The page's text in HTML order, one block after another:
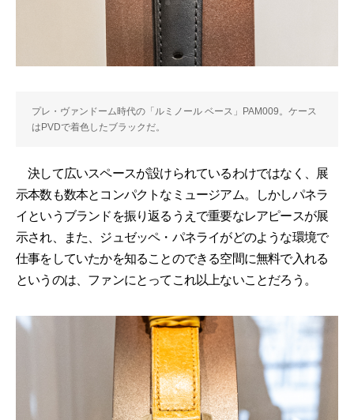
プレ・ヴァンドーム時代の「ルミノール ベース」PAM009。ケース
はPVDで着色したブラックだ。
決して広いスペースが設けられているわけではなく、展
示本数も数本とコンパクトなミュージアム。しかしパネラ
イというブランドを振り返るうえで重要なレアピースが展
示され、また、ジュゼッペ・パネライがどのような環境で
仕事をしていたかを知ることのできる空間に無料で入れる
というのは、ファンにとってこれ以上ないことだろう。